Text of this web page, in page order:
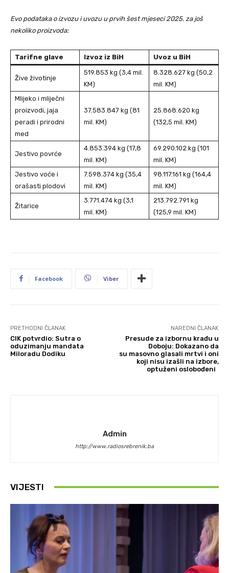
Evo podataka o izvozu i uvozu u prvih šest mjeseci 2025. za još
nekoliko proizvoda:
Tarifne glave Izvoz iz BiH Uvoz u BiH
Žive životinje
519.853 kg (3,4 mil.
KM)
8.328.627 kg (50,2
mil. KM)
Mlijeko i mliječni
proizvodi, jaja
peradi i prirodni
med
37.583.847 kg (81
mil. KM)
25.868.620 kg
(132,5 mil. KM)
Jestivo povrće
4.853.394 kg (17,8
mil. KM)
69.290.102 kg (101
mil. KM)
Jestivo voće i
orašasti plodovi
7.598.374 kg (35,4
mil. KM)
98.117.161 kg (164,4
mil. KM)
Žitarice
3.771.474 kg (3,1
mil. KM)
213.792.791 kg
(125,9 mil. KM)
Facebook Viber
PRETHODNI ČLANAK
CIK potvrdio: Sutra o
oduzimanju mandata
Miloradu Dodiku
NAREDNI ČLANAK
Presude za izbornu krađu u
Doboju: Dokazano da
su masovno glasali mrtvi i oni
koji nisu izašli na izbore,
optuženi oslobođeni
Admin
http://www.radiosrebrenik.ba
VIJESTI